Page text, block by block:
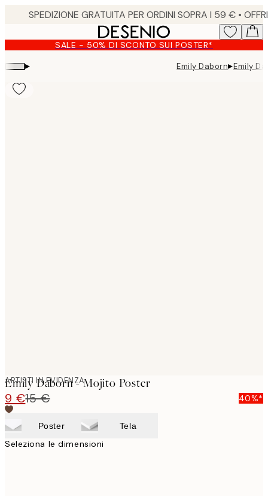
content.
SALE - 50% DI SCONTO SUI POSTER*
▸ Emily Daborn▸Emily
ARTISTI IN EVIDENZA
Emily Daborn - Mojito Poster
9 €15 € 40%*
Poster Tela
Seleziona le dimensioni